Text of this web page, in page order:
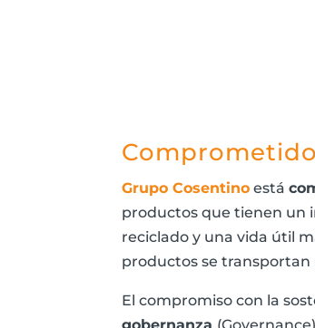
Grupo Cosentino está
productos que tienen un
reciclado y una vida útil
productos se transportan
El compromiso con la